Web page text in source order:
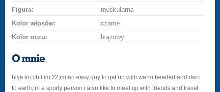
Figura:
muskularna
Kolor włosów:
czarne
Kolor oczu:
brązowy
O mnie
hiya im phil im 22,im an easy guy to get on with warm hearted and dwn
to earth,im a sporty person i also like to meet up with friends and travel